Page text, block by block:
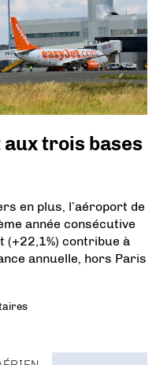
trois bases
en plus, l’aéroport de
année consécutive
(+22,1%) contribue à
annuelle, hors Paris